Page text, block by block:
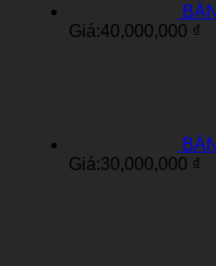
Giá:40,000,000 ₫
Giá:30,000,000 ₫